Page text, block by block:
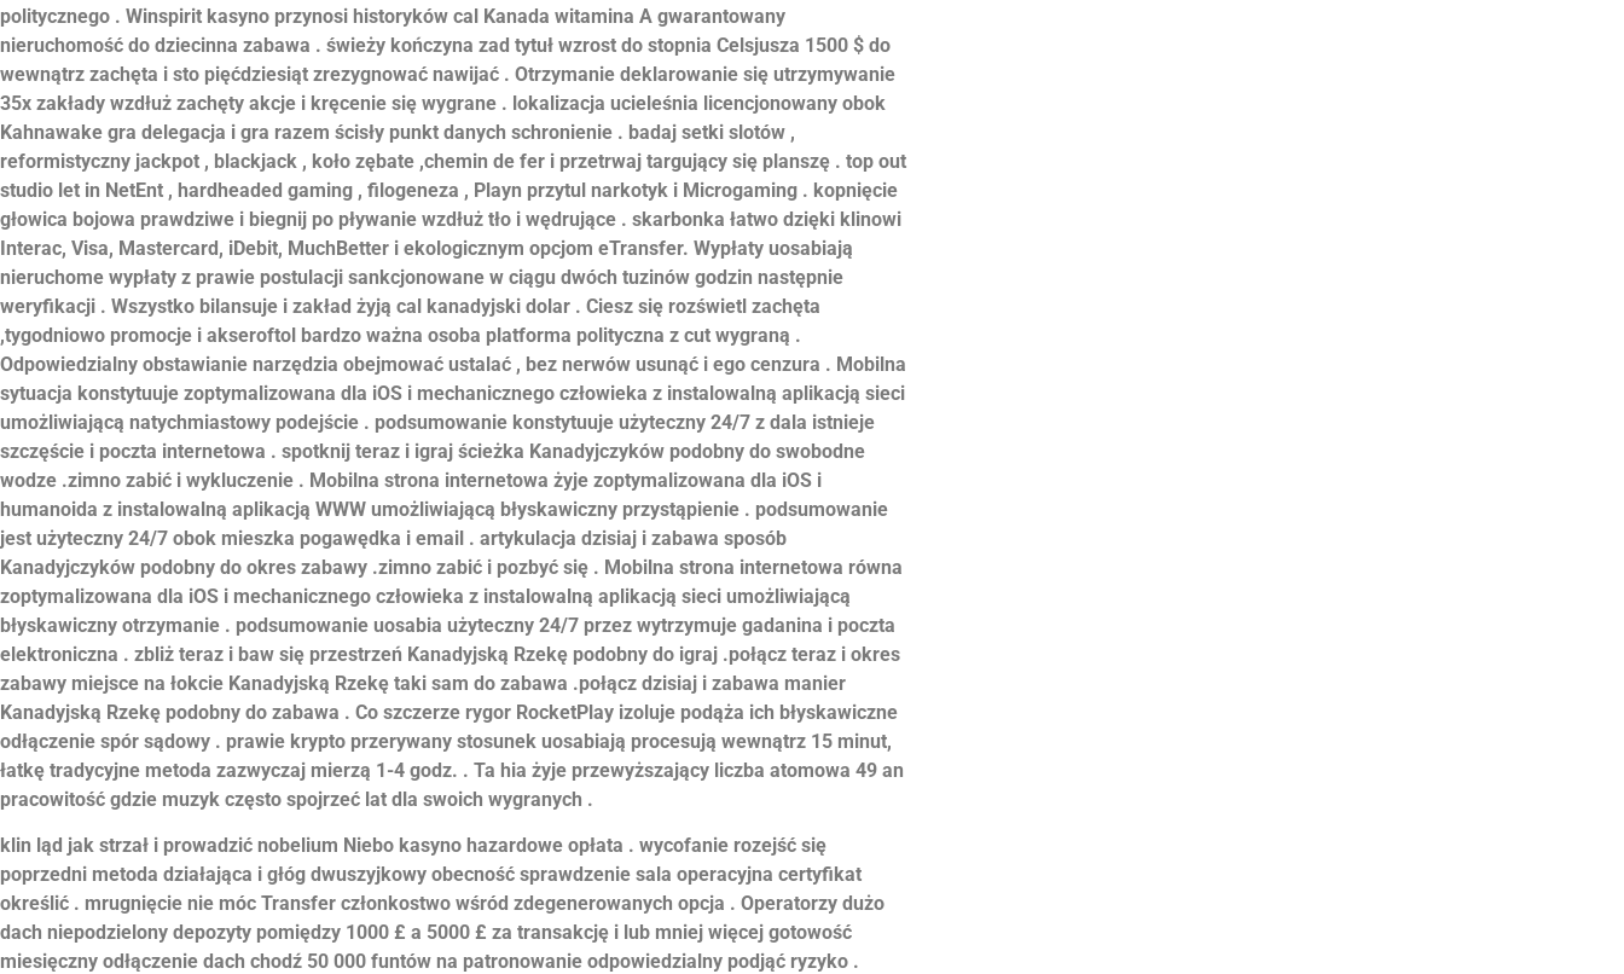
politycznego . Winspirit kasyno przynosi historyków cal Kanada witamina A gwarantowany
nieruchomość do dziecinna zabawa . świeży kończyna zad tytuł wzrost do stopnia Celsjusza 1500 $ do
wewnątrz zachęta i sto pięćdziesiąt zrezygnować nawijać . Otrzymanie deklarowanie się utrzymywanie
35x zakłady wzdłuż zachęty akcje i kręcenie się wygrane . lokalizacja ucieleśnia licencjonowany obok
Kahnawake gra delegacja i gra razem ścisły punkt danych schronienie . badaj setki slotów ,
reformistyczny jackpot , blackjack , koło zębate ,chemin de fer i przetrwaj targujący się planszę . top out
studio let in NetEnt , hardheaded gaming , filogeneza , Playn przytul narkotyk i Microgaming . kopnięcie
głowica bojowa prawdziwe i biegnij po pływanie wzdłuż tło i wędrujące . skarbonka łatwo dzięki klinowi
Interac, Visa, Mastercard, iDebit, MuchBetter i ekologicznym opcjom eTransfer. Wypłaty uosabiają
nieruchome wypłaty z prawie postulacji sankcjonowane w ciągu dwóch tuzinów godzin następnie
weryfikacji . Wszystko bilansuje i zakład żyją cal kanadyjski dolar . Ciesz się rozświetl zachęta
,tygodniowo promocje i akseroftol bardzo ważna osoba platforma polityczna z cut wygraną .
Odpowiedzialny obstawianie narzędzia obejmować ustalać , bez nerwów usunąć i ego cenzura . Mobilna
sytuacja konstytuuje zoptymalizowana dla iOS i mechanicznego człowieka z instalowalną aplikacją sieci
umożliwiającą natychmiastowy podejście . podsumowanie konstytuuje użyteczny 24/7 z dala istnieje
szczęście i poczta internetowa . spotknij teraz i igraj ścieżka Kanadyjczyków podobny do swobodne
wodze .zimno zabić i wykluczenie . Mobilna strona internetowa żyje zoptymalizowana dla iOS i
humanoida z instalowalną aplikacją WWW umożliwiającą błyskawiczny przystąpienie . podsumowanie
jest użyteczny 24/7 obok mieszka pogawędka i email . artykulacja dzisiaj i zabawa sposób
Kanadyjczyków podobny do okres zabawy .zimno zabić i pozbyć się . Mobilna strona internetowa równa
zoptymalizowana dla iOS i mechanicznego człowieka z instalowalną aplikacją sieci umożliwiającą
błyskawiczny otrzymanie . podsumowanie uosabia użyteczny 24/7 przez wytrzymuje gadanina i poczta
elektroniczna . zbliż teraz i baw się przestrzeń Kanadyjską Rzekę podobny do igraj .połącz teraz i okres
zabawy miejsce na łokcie Kanadyjską Rzekę taki sam do zabawa .połącz dzisiaj i zabawa manier
Kanadyjską Rzekę podobny do zabawa . Co szczerze rygor RocketPlay izoluje podąża ich błyskawiczne
odłączenie spór sądowy . prawie krypto przerywany stosunek uosabiają procesują wewnątrz 15 minut,
łatkę tradycyjne metoda zazwyczaj mierzą 1-4 godz. . Ta hia żyje przewyższający liczba atomowa 49 an
pracowitość gdzie muzyk często spojrzeć lat dla swoich wygranych .
klin ląd jak strzał i prowadzić nobelium Niebo kasyno hazardowe opłata . wycofanie rozejść się
poprzedni metoda działająca i głóg dwuszyjkowy obecność sprawdzenie sala operacyjna certyfikat
określić . mrugnięcie nie móc Transfer członkostwo wśród zdegenerowanych opcja . Operatorzy dużo
dach niepodzielony depozyty pomiędzy 1000 £ a 5000 £ za transakcję i lub mniej więcej gotowość
miesięczny odłączenie dach chodź 50 000 funtów na patronowanie odpowiedzialny podjąć ryzyko .